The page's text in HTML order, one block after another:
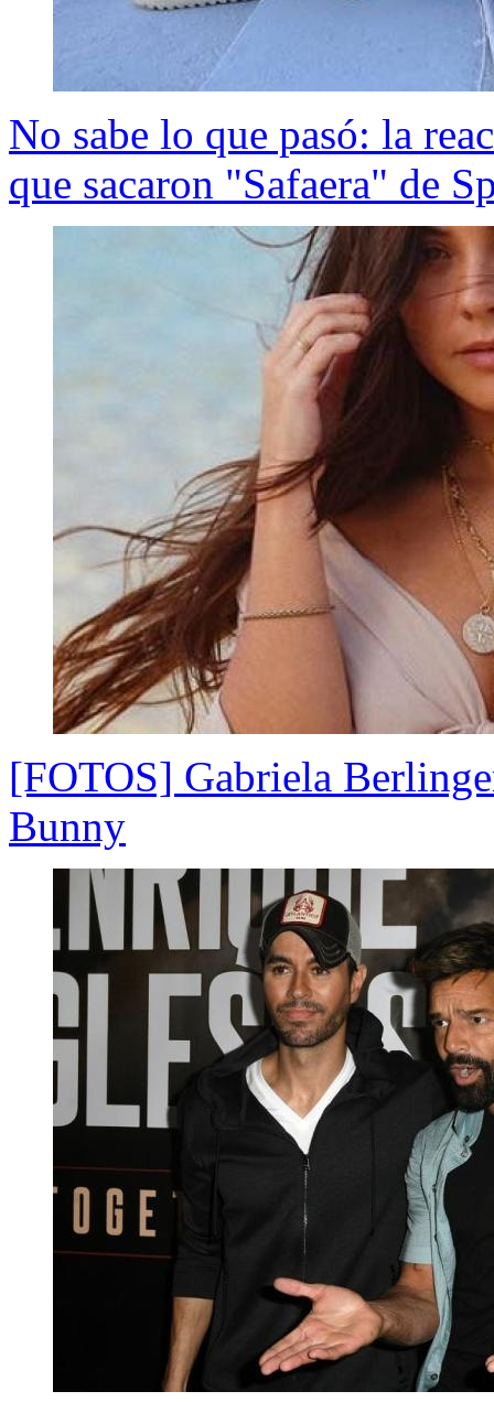
No sabe lo que pasó: la
que sacaron "Safaera" de
[FOTOS] Gabriela
Bunny